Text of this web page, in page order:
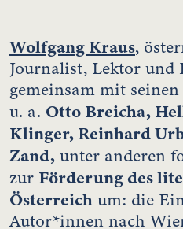
Wolfgang Kraus,
Journalist, Lektor und
gemeinsam mit
u. a. Otto Breicha,
Klinger, Reinhard
Zand, unter anderen
zur Förderung des
Österreich um: die
Autor*innen nach